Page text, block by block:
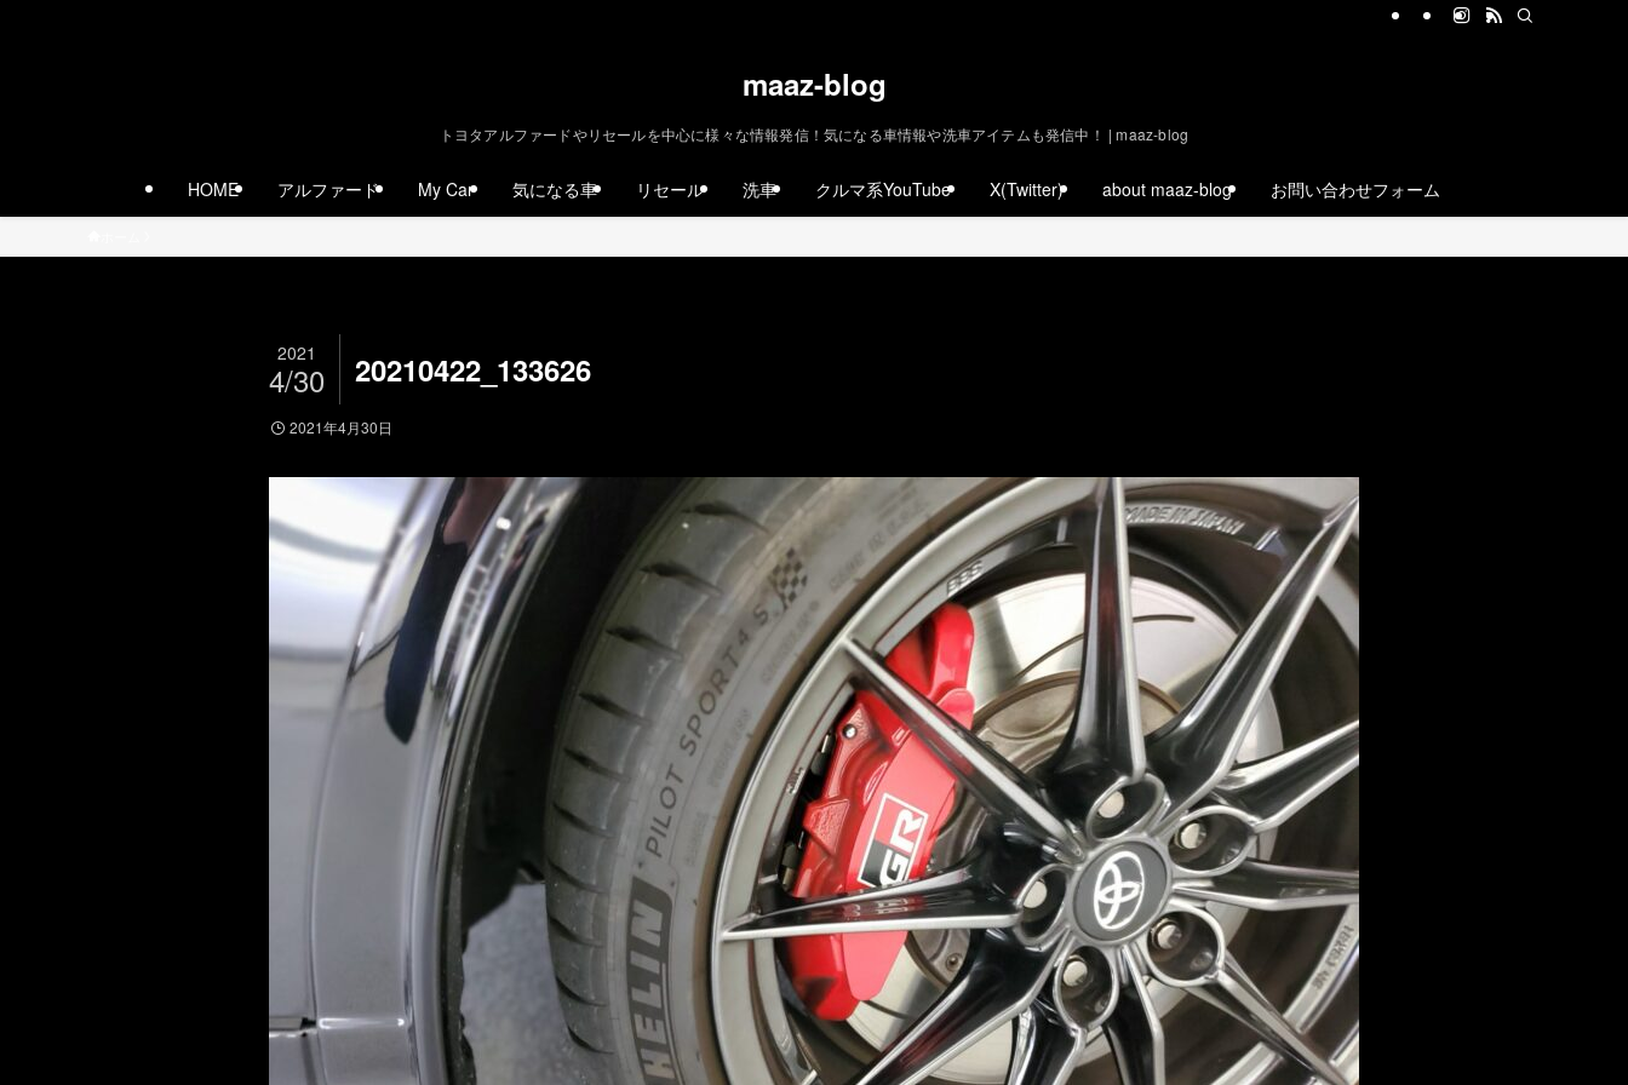
maaz-blog
トヨタアルファードやリセールを中心に様々な情報発信！気になる車情報や洗車アイテムも発信中！ | maaz-blog
HOME アルファード My Car 気になる車 リセール 洗車 クルマ系YouTube X(Twitter) about maaz-blog お問い合わせフォーム
20210422_133626
2021
4/30
2021年4月30日